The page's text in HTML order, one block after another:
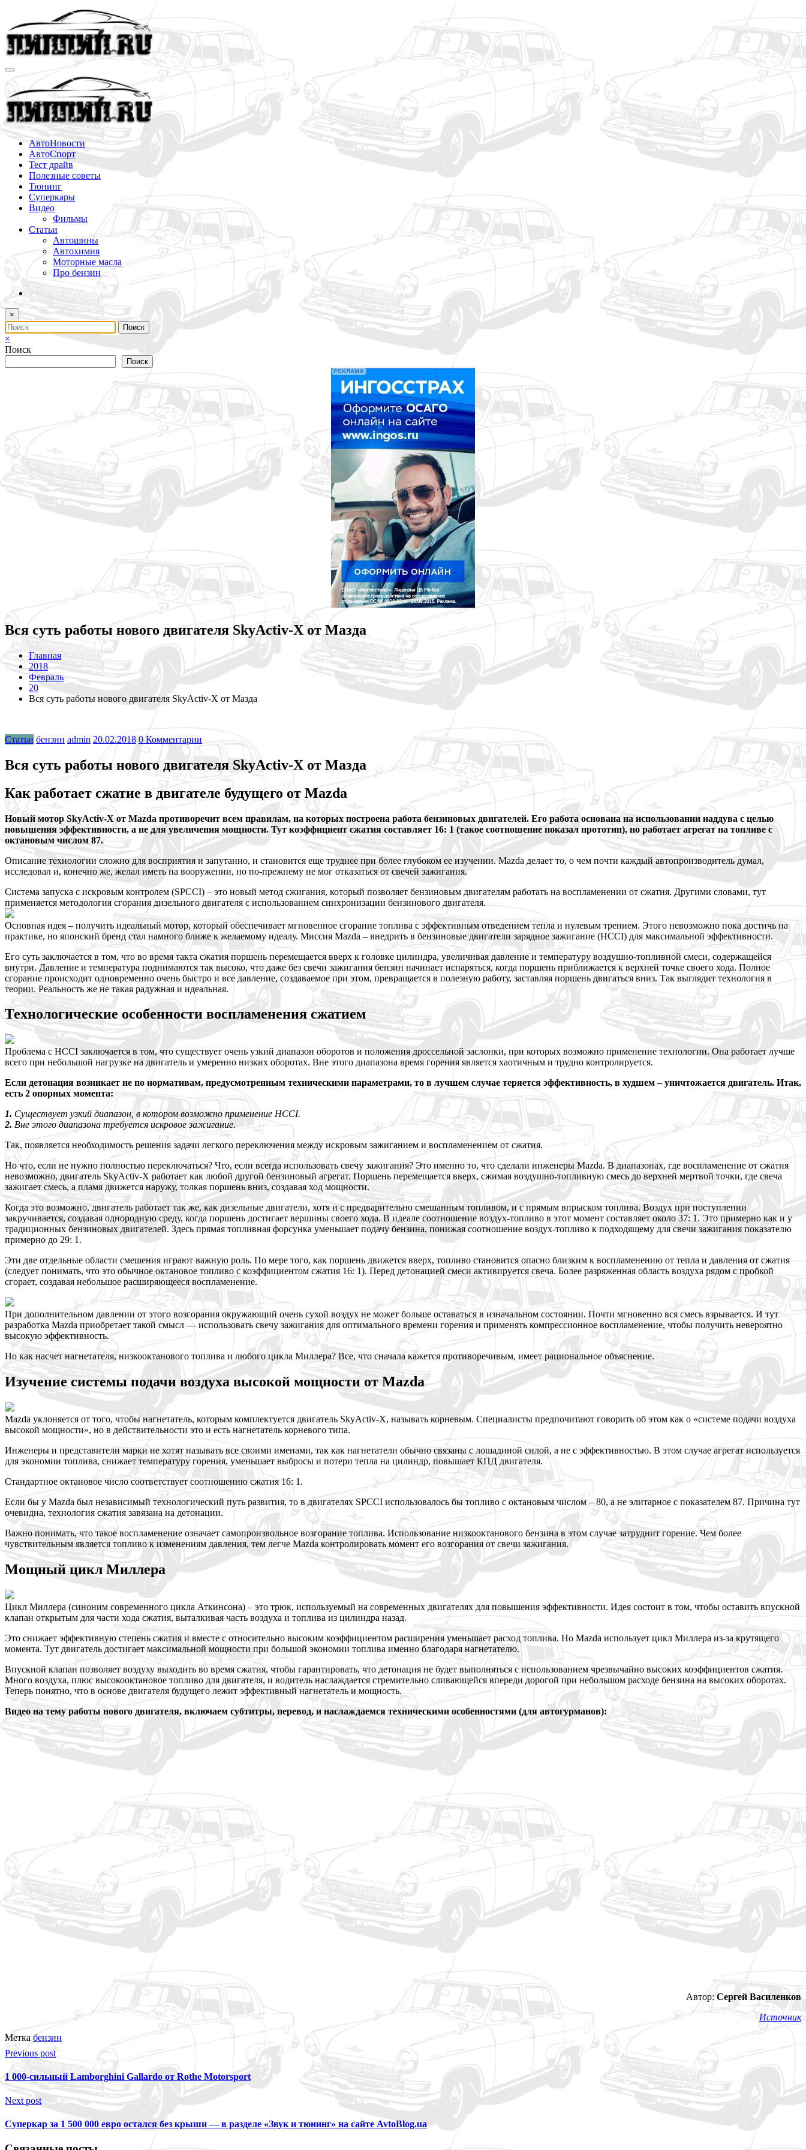
содержимому
АвтоНовости
АвтоСпорт
Тест драйв
Полезные советы
Тюнинг
Суперкары
Видео
Фильмы
Статьи
Автошины
Автохимия
Моторные масла
Про бензин
×
×
Поиск
Поиск
Вся суть работы нового двигателя SkyActiv-X от Мазда
Главная
2018
Февраль
20
Вся суть работы нового двигателя SkyActiv-X от Мазда
Статьи бензин admin 20.02.2018 0 Комментарии
Вся суть работы нового двигателя SkyActiv-X от Мазда
Как работает сжатие в двигателе будущего от Mazda
Новый мотор SkyActiv-X от Mazda противоречит всем правилам, на которых построена работа бензиновых двигателей. Его работа основана на использовании наддува с целью
повышения эффективности, а не для увеличения мощности. Тут коэффициент сжатия составляет 16: 1 (такое соотношение показал прототип), но работает агрегат на топливе с
октановым числом 87.
Описание технологии сложно для восприятия и запутанно, и становится еще труднее при более глубоком ее изучении. Mazda делает то, о чем почти каждый автопроизводитель думал,
исследовал и, конечно же, желал иметь на вооружении, но по-прежнему не мог отказаться от свечей зажигания.
Система запуска с искровым контролем (SPCCI) – это новый метод сжигания, который позволяет бензиновым двигателям работать на воспламенении от сжатия. Другими словами, тут
применяется методология сгорания дизельного двигателя с использованием синхронизации бензинового двигателя.
Основная идея – получить идеальный мотор, который обеспечивает мгновенное сгорание топлива с эффективным отведением тепла и нулевым трением. Этого невозможно пока достичь на
практике, но японский бренд стал намного ближе к желаемому идеалу. Миссия Mazda – внедрить в бензиновые двигатели зарядное зажигание (HCCI) для максимальной эффективности.
Его суть заключается в том, что во время такта сжатия поршень перемещается вверх к головке цилиндра, увеличивая давление и температуру воздушно-топливной смеси, содержащейся
внутри. Давление и температура поднимаются так высоко, что даже без свечи зажигания бензин начинает испаряться, когда поршень приближается к верхней точке своего хода. Полное
сгорание происходит одновременно очень быстро и все давление, создаваемое при этом, превращается в полезную работу, заставляя поршень двигаться вниз. Так выглядит технология в
теории. Реальность же не такая радужная и идеальная.
Технологические особенности воспламенения сжатием
Проблема с HCCI заключается в том, что существует очень узкий диапазон оборотов и положения дроссельной заслонки, при которых возможно применение технологии. Она работает лучше
всего при небольшой нагрузке на двигатель и умеренно низких оборотах. Вне этого диапазона время горения является хаотичным и трудно контролируется.
Если детонация возникает не по нормативам, предусмотренным техническими параметрами, то в лучшем случае теряется эффективность, в худшем – уничтожается двигатель. Итак,
есть 2 опорных момента:
1. Существует узкий диапазон, в котором возможно применение HCCI.
2. Вне этого диапазона требуется искровое зажигание.
Так, появляется необходимость решения задачи легкого переключения между искровым зажиганием и воспламенением от сжатия.
Но что, если не нужно полностью переключаться? Что, если всегда использовать свечу зажигания? Это именно то, что сделали инженеры Mazda. В диапазонах, где воспламенение от сжатия
невозможно, двигатель SkyActiv-X работает как любой другой бензиновый агрегат. Поршень перемещается вверх, сжимая воздушно-топливную смесь до верхней мертвой точки, где свеча
зажигает смесь, а пламя движется наружу, толкая поршень вниз, создавая ход мощности.
Когда это возможно, двигатель работает так же, как дизельные двигатели, хотя и с предварительно смешанным топливом, и с прямым впрыском топлива. Воздух при поступлении
закручивается, создавая однородную среду, когда поршень достигает вершины своего хода. В идеале соотношение воздух-топливо в этот момент составляет около 37: 1. Это примерно как и у
традиционных бензиновых двигателей. Здесь прямая топливная форсунка уменьшает подачу бензина, понижая соотношение воздух-топливо к подходящему для свечи зажигания показателю
примерно до 29: 1.
Эти две отдельные области смешения играют важную роль. По мере того, как поршень движется вверх, топливо становится опасно близким к воспламенению от тепла и давления от сжатия
(следует понимать, что это обычное октановое топливо с коэффициентом сжатия 16: 1). Перед детонацией смеси активируется свеча. Более разряженная область воздуха рядом с пробкой
сгорает, создавая небольшое расширяющееся воспламенение.
При дополнительном давлении от этого возгорания окружающий очень сухой воздух не может больше оставаться в изначальном состоянии. Почти мгновенно вся смесь взрывается. И тут
разработка Mazda приобретает такой смысл — использовать свечу зажигания для оптимального времени горения и применять компрессионное воспламенение, чтобы получить невероятно
высокую эффективность.
Но как насчет нагнетателя, низкооктанового топлива и любого цикла Миллера? Все, что сначала кажется противоречивым, имеет рациональное объяснение.
Изучение системы подачи воздуха высокой мощности от Mazda
Mazda уклоняется от того, чтобы нагнетатель, которым комплектуется двигатель SkyActiv-X, называть корневым. Специалисты предпочитают говорить об этом как о «системе подачи воздуха
высокой мощности», но в действительности это и есть нагнетатель корневого типа.
Инженеры и представители марки не хотят называть все своими именами, так как нагнетатели обычно связаны с лошадиной силой, а не с эффективностью. В этом случае агрегат используется
для экономии топлива, снижает температуру горения, уменьшает выбросы и потери тепла на цилиндр, повышает КПД двигателя.
Стандартное октановое число соответствует соотношению сжатия 16: 1.
Если бы у Mazda был независимый технологический путь развития, то в двигателях SPCCI использовалось бы топливо с октановым числом – 80, а не элитарное с показателем 87. Причина тут
очевидна, технология сжатия завязана на детонации.
Важно понимать, что такое воспламенение означает самопроизвольное возгорание топлива. Использование низкооктанового бензина в этом случае затруднит горение. Чем более
чувствительным является топливо к изменениям давления, тем легче Mazda контролировать момент его возгорания от свечи зажигания.
Мощный цикл Миллера
Цикл Миллера (синоним современного цикла Аткинсона) – это трюк, используемый на современных двигателях для повышения эффективности. Идея состоит в том, чтобы оставить впускной
клапан открытым для части хода сжатия, выталкивая часть воздуха и топлива из цилиндра назад.
Это снижает эффективную степень сжатия и вместе с относительно высоким коэффициентом расширения уменьшает расход топлива. Но Mazda использует цикл Миллера из-за крутящего
момента. Тут двигатель достигает максимальной мощности при большой экономии топлива именно благодаря нагнетателю.
Впускной клапан позволяет воздуху выходить во время сжатия, чтобы гарантировать, что детонация не будет выполняться с использованием чрезвычайно высоких коэффициентов сжатия.
Много воздуха, плюс высокооктановое топливо для двигателя, и водитель наслаждается стремительно сливающейся впереди дорогой при небольшом расходе бензина на высоких оборотах.
Теперь понятно, что в основе двигателя будущего лежит эффективный нагнетатель и мощность.
Видео на тему работы нового двигателя, включаем субтитры, перевод, и наслаждаемся техническими особенностями (для автогурманов):
Автор: Сергей Василенков
Источник
Метка бензин
Previous post
1 000-сильный Lamborghini Gallardo от Rothe Motorsport
Next post
Суперкар за 1 500 000 евро остался без крыши — в разделе «Звук и тюнинг» на сайте AvtoBlog.ua